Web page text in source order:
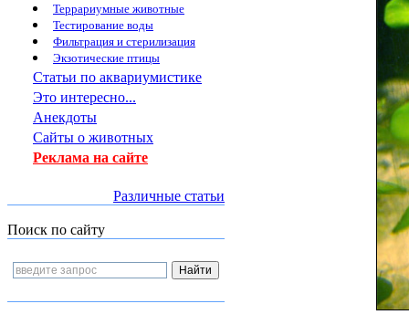
Террариумные животные
Тестирование воды
Фильтрация и стерилизация
Экзотические птицы
Статьи по аквариумистике
Это интересно...
Анекдоты
Сайты о животных
Реклама на сайте
Различные статьи
Поиск по сайту